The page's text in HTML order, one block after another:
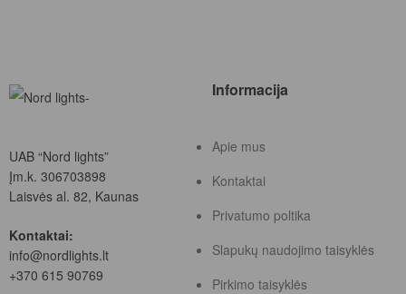
UAB “Nord lights”
Įm.k. 306703898
Laisvės al. 82, Kaunas
Kontaktai:
info@nordlights.lt
+370 615 90769
Informacija
Apie mus
Kontaktai
Privatumo poltika
Slapukų naudojimo taisyklės
Pirkimo taisyklės